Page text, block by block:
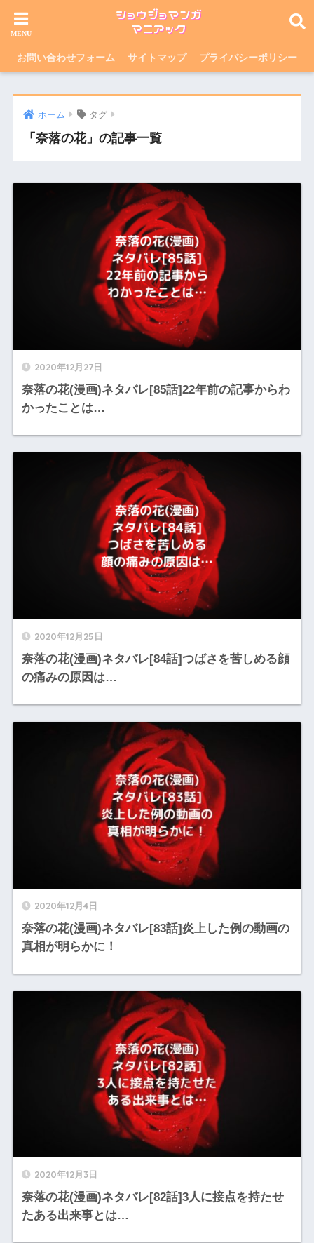
お問い合わせフォーム サイトマップ プライバシーポリシー
ホーム タグ
「奈落の花」の記事一覧
2020年12月27日
奈落の花(漫画)ネタバレ[85話]22年前の記事からわ
かったことは…
2020年12月25日
奈落の花(漫画)ネタバレ[84話]つばさを苦しめる顔
の痛みの原因は…
2020年12月4日
奈落の花(漫画)ネタバレ[83話]炎上した例の動画の
真相が明らかに！
2020年12月3日
奈落の花(漫画)ネタバレ[82話]3人に接点を持たせ
たある出来事とは…